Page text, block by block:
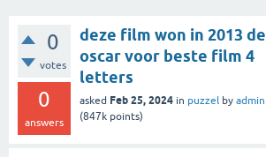
0
votes
0
answers
deze film won in 2013 de
oscar voor beste film 4
letters
asked Feb 25, 2024 in puzzel by admin
(847k points)